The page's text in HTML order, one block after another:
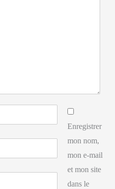
Enregistrer
mon nom,
mon e-mail
et mon site
dans le